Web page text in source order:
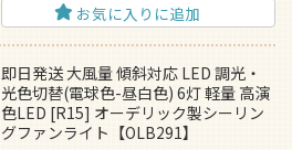
お気に入りに追加
即日発送 大風量 傾斜対応 LED 調光・
光色切替(電球色-昼白色) 6灯 軽量 高演
色LED [R15] オーデリック製シーリン
グファンライト【OLB291】